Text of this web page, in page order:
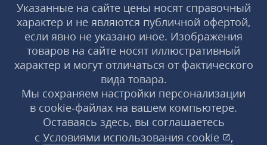
Указанные на сайте цены носят справочный
характер и не являются публичной офертой,
если явно не указано иное. Изображения
товаров на сайте носят иллюстративный
характер и могут отличаться от фактического
вида товара.
Мы сохраняем настройки персонализации
в cookie‑файлах на вашем компьютере.
Оставаясь здесь, вы соглашаетесь
с Условиями использования cookie
,